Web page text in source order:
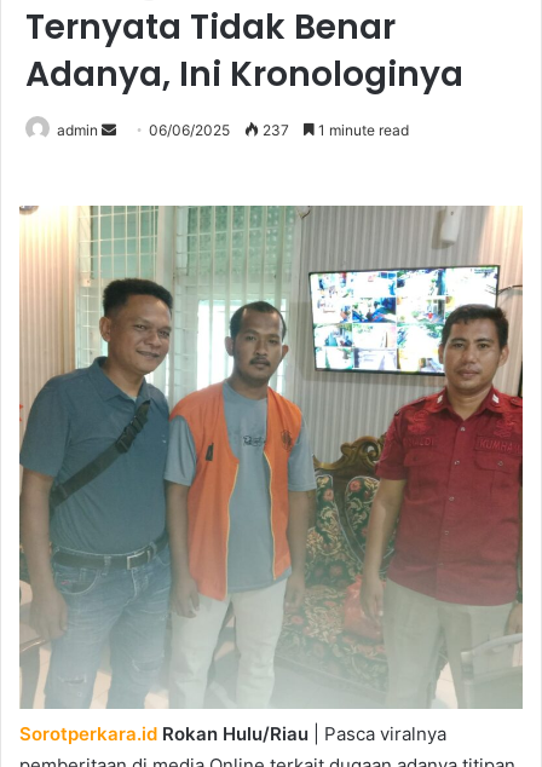
Ternyata Tidak Benar
Adanya, Ini Kronologinya
admin
Send06/06/2025 237 1 minute read
Sorotperkara.id Rokan Hulu/Riau | Pasca viralnya